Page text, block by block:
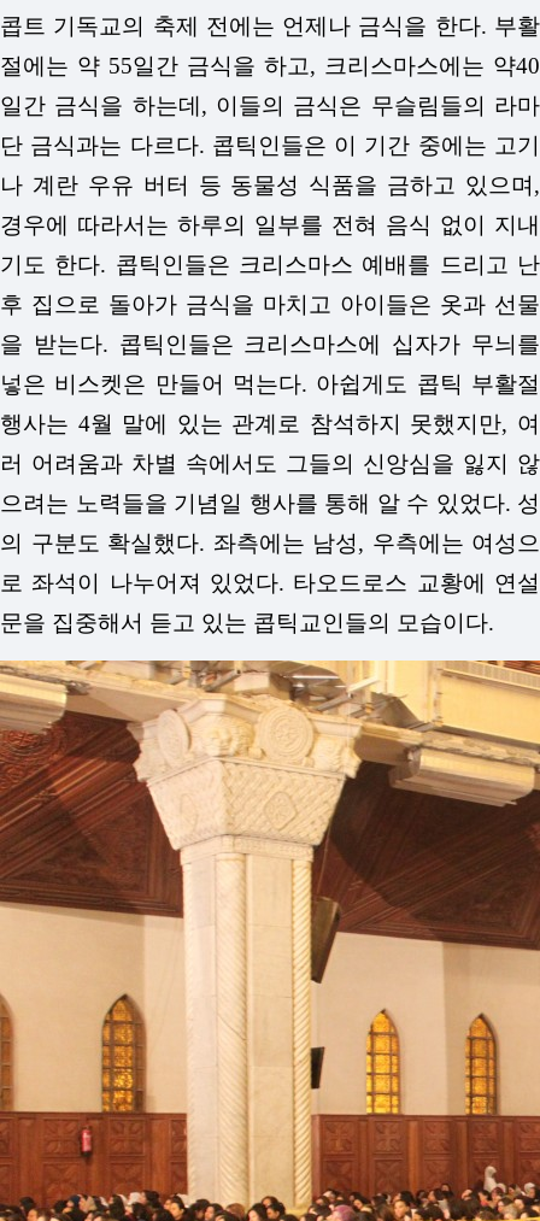
콥트 기독교의 축제 전에는 언제나 금식을 한다. 부활
절에는 약 55일간 금식을 하고, 크리스마스에는 약40
일간 금식을 하는데, 이들의 금식은 무슬림들의 라마
단 금식과는 다르다. 콥틱인들은 이 기간 중에는 고기
나 계란 우유 버터 등 동물성 식품을 금하고 있으며,
경우에 따라서는 하루의 일부를 전혀 음식 없이 지내
기도 한다. 콥틱인들은 크리스마스 예배를 드리고 난
후 집으로 돌아가 금식을 마치고 아이들은 옷과 선물
을 받는다. 콥틱인들은 크리스마스에 십자가 무늬를
넣은 비스켓은 만들어 먹는다. 아쉽게도 콥틱 부활절
행사는 4월 말에 있는 관계로 참석하지 못했지만, 여
러 어려움과 차별 속에서도 그들의 신앙심을 잃지 않
으려는 노력들을 기념일 행사를 통해 알 수 있었다. 성
의 구분도 확실했다. 좌측에는 남성, 우측에는 여성으
로 좌석이 나누어져 있었다. 타오드로스 교황에 연설
문을 집중해서 듣고 있는 콥틱교인들의 모습이다.